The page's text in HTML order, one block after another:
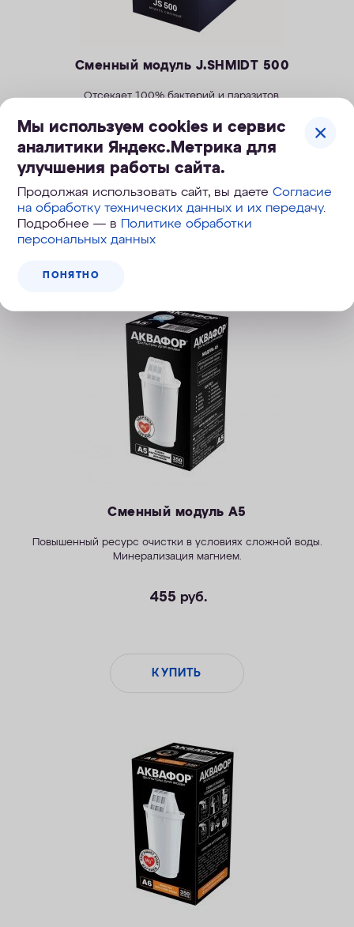
Сменный модуль J.SHMIDT 500
Отсекает 100% бактерий и паразитов.
1 490руб.
ПОД ЗАКАЗ
Сменный модуль А5
Повышенный ресурс очистки в условиях сложной воды.
Минерализация магнием.
455 руб.
КУПИТЬ
Мы используем cookies и сервис
аналитики Яндекс.Метрика для
улучшения работы сайта.
Продолжая использовать сайт, вы даетеСогласие
на обработку технических данных и их передачу.
Подробнее — в Политике обработки
персональных данных
ПОНЯТНО